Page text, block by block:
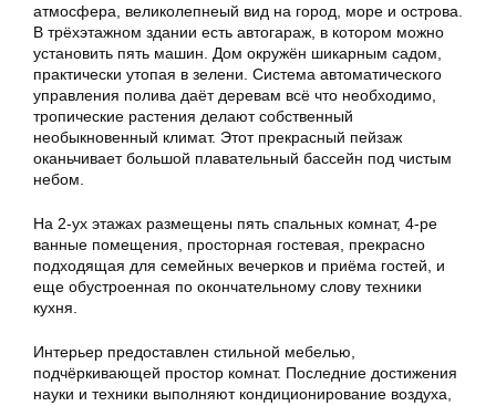
атмосфера, великолепнеый вид на город, море и острова.
В трёхэтажном здании есть автогараж, в котором можно
установить пять машин. Дом окружён шикарным садом,
практически утопая в зелени. Система автоматического
управления полива даёт деревам всё что необходимо,
тропические растения делают собственный
необыкновенный климат. Этот прекрасный пейзаж
оканьчивает большой плавательный бассейн под чистым
небом.
На 2-ух этажах размещены пять спальных комнат, 4-ре
ванные помещения, просторная гостевая, прекрасно
подходящая для семейных вечерков и приёма гостей, и
еще обустроенная по окончательному слову техники
кухня.
Интерьер предоставлен стильной мебелью,
подчёркивающей простор комнат. Последние достижения
науки и техники выполняют кондиционирование воздуха,